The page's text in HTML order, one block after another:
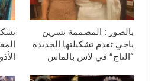
بالصور : المصممة نسرين
ياحي تقدم تشكيلتها الجديدة
“التاج” في لاس بالماس